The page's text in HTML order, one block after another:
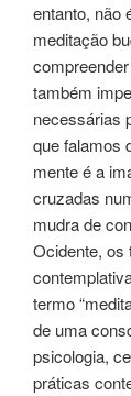
entanto, não
meditação
também
necessárias
que falamos
mente é a
cruzadas
mudra de
Ocidente, os
termo
de uma
psicologia,
práticas